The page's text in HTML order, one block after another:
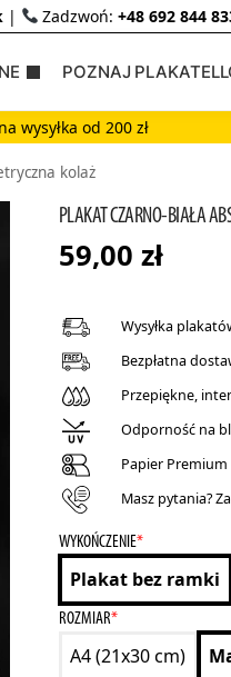
| Zadzwoń:+48 692 844
POZNAJ
wysyłka od 200 zł
kolaż
PLAKAT CZARNO-BIAŁA
59,00 zł
Wysyłka
Bezpłatna
Przepiękne,
Odporność na
Papier Premium
Masz pytania?
*
WYKOŃCZENIE
Plakat bez ramki
*
ROZMIAR
A4 (21x30 cm)